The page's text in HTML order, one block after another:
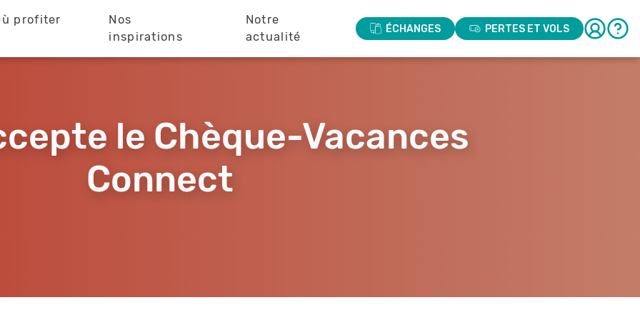
profiter
Nos
inspirations
Notre
actualité
ÉCHANGES PERTES ET VOLS
le Chèque-Vacances
Connect